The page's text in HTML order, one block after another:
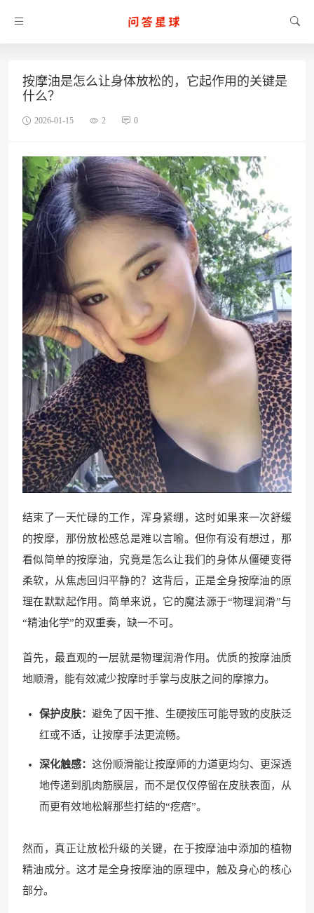
按摩油是怎么让身体放松的，它起作用的关键是
什么？
2026-01-15 2 0
结束了一天忙碌的工作，浑身紧绷，这时如果来一次舒缓
的按摩，那份放松感总是难以言喻。但你有没有想过，那
看似简单的按摩油，究竟是怎么让我们的身体从僵硬变得
柔软，从焦虑回归平静的？这背后，正是全身按摩油的原
理在默默起作用。简单来说，它的魔法源于“物理润滑”与
“精油化学”的双重奏，缺一不可。
首先，最直观的一层就是物理润滑作用。优质的按摩油质
地顺滑，能有效减少按摩时手掌与皮肤之间的摩擦力。
保护皮肤： 避免了因干推、生硬按压可能导致的皮肤泛
红或不适，让按摩手法更流畅。
深化触感： 这份顺滑能让按摩师的力道更均匀、更深透
地传递到肌肉筋膜层，而不是仅仅停留在皮肤表面，从
而更有效地松解那些打结的“疙瘩”。
然而，真正让放松升级的关键，在于按摩油中添加的植物
精油成分。这才是全身按摩油的原理中，触及身心的核心
部分。